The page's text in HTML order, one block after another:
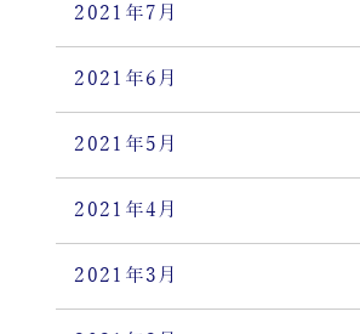
2021年7月
2021年6月
2021年5月
2021年4月
2021年3月